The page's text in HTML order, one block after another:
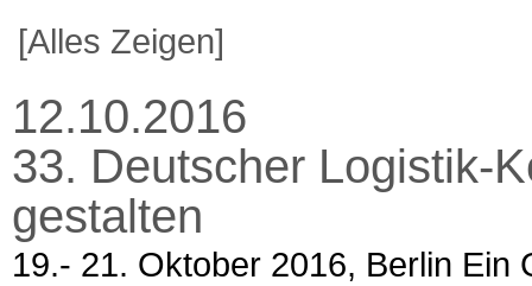
[Alles Zeigen]
12.10.2016
33. Deutscher Logistik-
gestalten
19.- 21. Oktober 2016, Berlin